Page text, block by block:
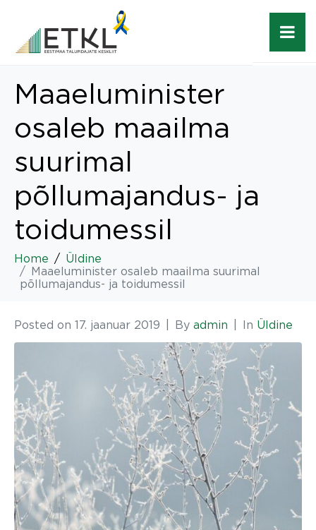
Maaeluminister
osaleb maailma
suurimal
põllumajandus- ja
toidumessil
Home
Üldine
Maaeluminister osaleb maailma suurimal
põllumajandus- ja toidumessil
Posted on 17. jaanuar 2019 By admin In Üldine